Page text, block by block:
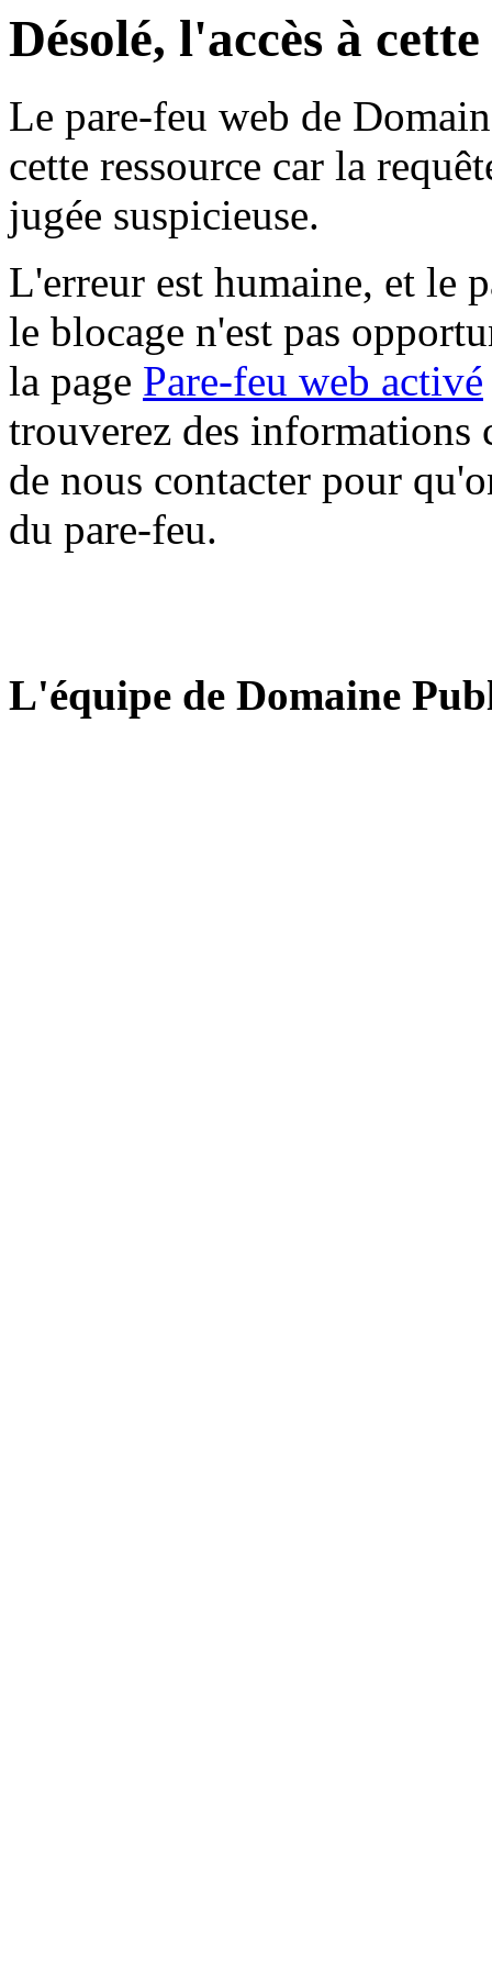
Désolé, l'accès à
Le pare-feu web de
cette ressource car la
jugée suspicieuse.
L'erreur est humaine, et le
le blocage n'est pas
la page Pare-feu web activé
trouverez des informations
de nous contacter pour
du pare-feu.
L'équipe de Domaine